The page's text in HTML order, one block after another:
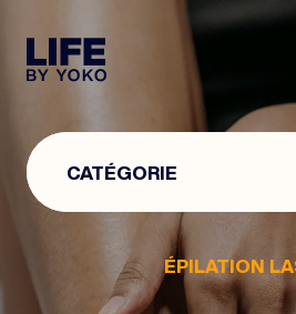
CATÉGORIE
ÉPILATION